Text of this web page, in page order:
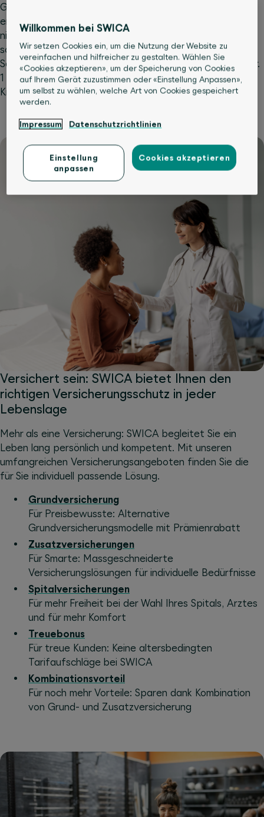
Gesundheit ist etwas ganz Persönliches. SWICA
engagiert sich ganzheitlich dafür und unterstützt Sie
nicht nur mit umfassenden Versicherungsangeboten,
sondern auch mit wertvollen Gesundheitsleistungen und
Services. Entdecken Sie Ihre Vorteile mit SWICA – die Nr.
1 in Kundenzufriedenheit unter den grössten Schweizer
Krankenversicherern.
Versichert sein: SWICA bietet Ihnen den
richtigen Versicherungsschutz in jeder
Lebenslage
Mehr als eine Versicherung: SWICA begleitet Sie ein
Leben lang persönlich und kompetent. Mit unseren
umfangreichen Versicherungsangeboten finden Sie die
für Sie individuell passende Lösung.
Grundversicherung
Für Preisbewusste: Alternative
Grundversicherungsmodelle mit Prämienrabatt
Zusatzversicherungen
Für Smarte: Massgeschneiderte
Versicherungslösungen für individuelle Bedürfnisse
Spitalversicherungen
Für mehr Freiheit bei der Wahl Ihres Spitals, Arztes
und für mehr Komfort
Treuebonus
Für treue Kunden: Keine altersbedingten
Tarifaufschläge bei SWICA
Kombinationsvorteil
Für noch mehr Vorteile: Sparen dank Kombination
von Grund- und Zusatzversicherung
Willkommen bei SWICA
Wir setzen Cookies ein, um die Nutzung der Website zu
vereinfachen und hilfreicher zu gestalten. Wählen Sie
«Cookies akzeptieren», um der Speicherung von Cookies
auf Ihrem Gerät zuzustimmen oder «Einstellung Anpassen»,
um selbst zu wählen, welche Art von Cookies gespeichert
werden.
Impressum Datenschutzrichtlinien
Einstellung
anpassen
Cookies akzeptieren